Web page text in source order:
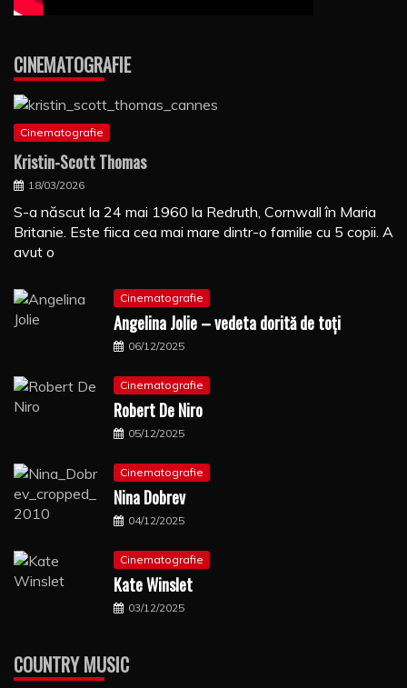
CINEMATOGRAFIE
Cinematografie
Kristin-Scott Thomas
18/03/2026
S-a născut la 24 mai 1960 la Redruth, Cornwall în Maria
Britanie. Este fiica cea mai mare dintr-o familie cu 5 copii. A
avut o
Cinematografie
Angelina Jolie – vedeta dorită de toți
06/12/2025
Cinematografie
Robert De Niro
05/12/2025
Cinematografie
Nina Dobrev
04/12/2025
Cinematografie
Kate Winslet
03/12/2025
COUNTRY MUSIC